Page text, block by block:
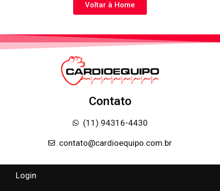
Voltar à Home
Contato
(11) 94316-4430
contato@cardioequipo.com.br
Login